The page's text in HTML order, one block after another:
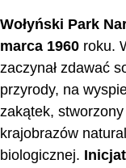
Wołyński Park
marca 1960 roku.
zaczynał zdawać
przyrody, na
zakątek,
krajobrazów
biologicznej.